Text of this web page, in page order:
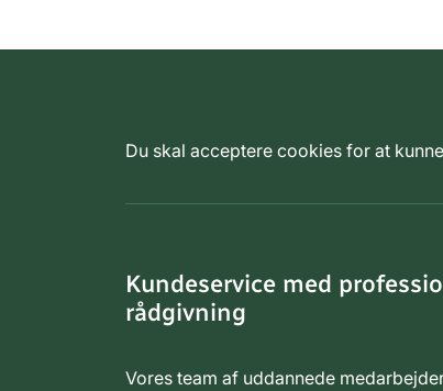
Du skal acceptere cookies for at
Kundeservice med
rådgivning
Vores team af uddannede